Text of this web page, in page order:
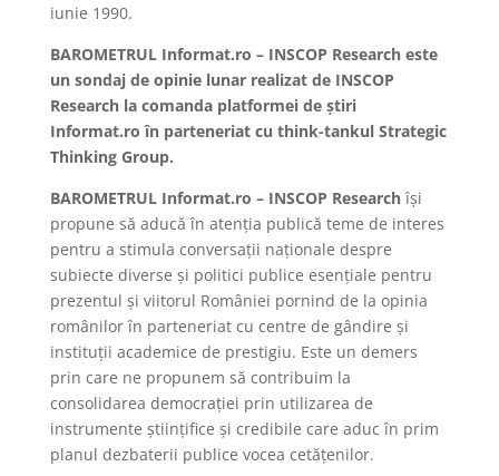
iunie 1990.
BAROMETRUL Informat.ro – INSCOP Research este
un sondaj de opinie lunar realizat de INSCOP
Research la comanda platformei de știri
Informat.ro în parteneriat cu think-tankul Strategic
Thinking Group.
BAROMETRUL Informat.ro – INSCOP Researchîși
propune să aducă în atenția publică teme de interes
pentru a stimula conversații naționale despre
subiecte diverse și politici publice esențiale pentru
prezentul și viitorul României pornind de la opinia
românilor în parteneriat cu centre de gândire și
instituții academice de prestigiu. Este un demers
prin care ne propunem să contribuim la
consolidarea democrației prin utilizarea de
instrumente științifice și credibile care aduc în prim
planul dezbaterii publice vocea cetățenilor.